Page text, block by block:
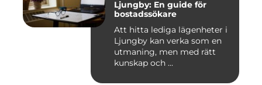
Ljungby: En guide för
bostadssökare
Att hitta lediga lägenheter i
Ljungby kan verka som en
utmaning, men med rätt
kunskap och ...